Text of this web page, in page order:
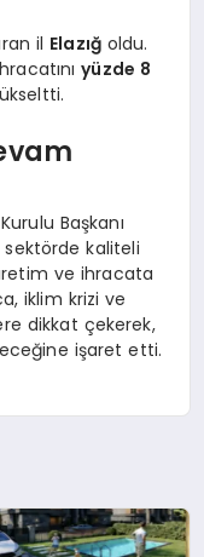
il Elazığoldu.
yüzde 8
Başkanı
sektörde kaliteli
ve ihracata
iklim krizi ve
dikkat çekerek,
işaret etti.